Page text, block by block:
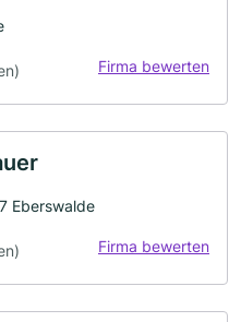
Firma bewerten
Eberswalde
Firma bewerten